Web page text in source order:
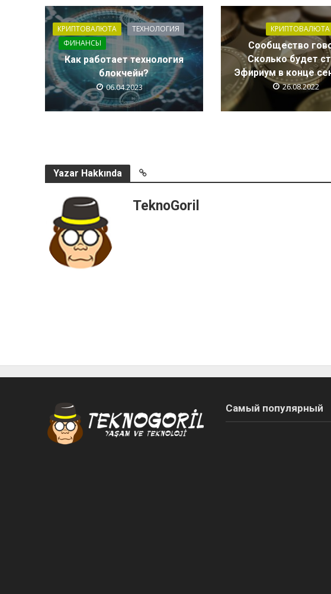
КРИПТОВАЛЮТА
ТЕХНОЛОГИЯ
ФИНАНСЫ
Как работает технология
блокчейн?
06.04.2023
КРИПТОВАЛЮТА
Сообщество
Сколько будет
Эфириум в конце
26.08.2022
Yazar Hakkında
TeknoGoril
Самый популярный